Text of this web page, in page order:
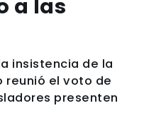
a las
insistencia de la
reunió el voto de
presenten